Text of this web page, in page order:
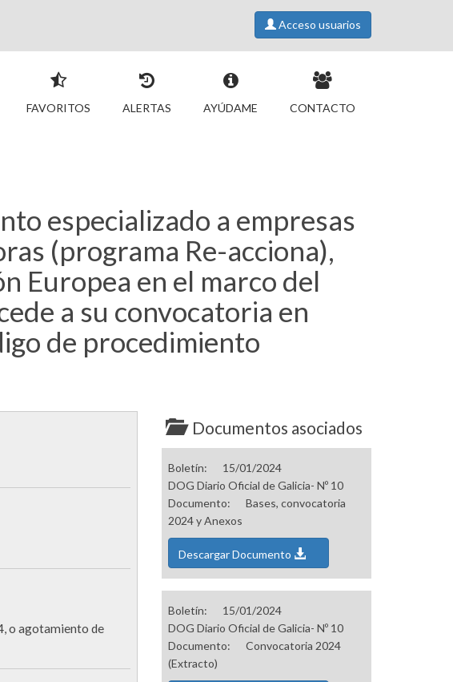
Acceso usuarios
FAVORITOS ALERTAS AYÚDAME CONTACTO
especializado a empresas
(programa Re-acciona),
Europea en el marco del
a su convocatoria en
de procedimiento
o agotamiento de
Documentos asociados
Boletín:
15/01/2024
DOG Diario Oficial de Galicia- Nº 10
Documento:
Bases, convocatoria
2024 y Anexos
Descargar Documento
Boletín:
15/01/2024
DOG Diario Oficial de Galicia- Nº 10
Documento:
Convocatoria 2024
(Extracto)